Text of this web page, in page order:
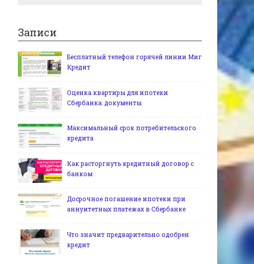
Записи
Бесплатный телефон горячей линии Миг
Кредит
Оценка квартиры для ипотеки
Сбербанка: документы
Максимальный срок потребительского
кредита
Как расторгнуть кредитный договор с
банком
Досрочное погашение ипотеки при
аннуитетных платежах в Сбербанке
Что значит предварительно одобрен
кредит